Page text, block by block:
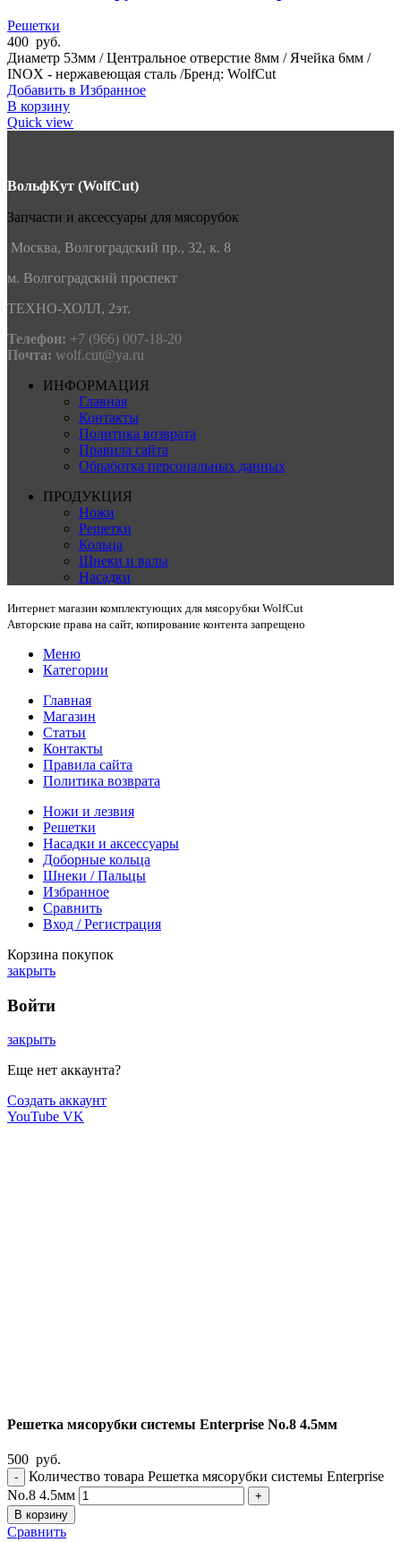
Решетки
400 руб.
Диаметр 53мм / Центральное отверстие 8мм / Ячейка 6мм /
INOX - нержавеющая сталь /Бренд: WolfCut
Добавить в Избранное
В корзину
Quick view
ВольфКут (WolfCut)
Запчасти и аксессуары для мясорубок
Москва, Волгоградский пр., 32, к. 8
м. Волгоградский проспект
ТЕХНО-ХОЛЛ, 2эт.
Телефон: +7 (966) 007-18-20
Почта: wolf.cut@ya.ru
ИНФОРМАЦИЯ
Главная
Контакты
Политика возврата
Правила сайта
Обработка персональных данных
ПРОДУКЦИЯ
Ножи
Решетки
Кольца
Шнеки и валы
Насадки
Интернет магазин комплектующих для мясорубки WolfCut
Авторские права на сайт, копирование контента запрещено
Меню
Категории
Главная
Магазин
Статьи
Контакты
Правила сайта
Политика возврата
Ножи и лезвия
Решетки
Насадки и аксессуары
Доборные кольца
Шнеки / Пальцы
Избранное
Сравнить
Вход / Регистрация
Корзина покупок
закрыть
Войти
закрыть
Еще нет аккаунта?
Создать аккаунт
YouTube VK
Решетка мясорубки системы Enterprise No.8 4.5мм
500 руб.
Количество товара Решетка мясорубки системы Enterprise
No.8 4.5мм
В корзину
Сравнить